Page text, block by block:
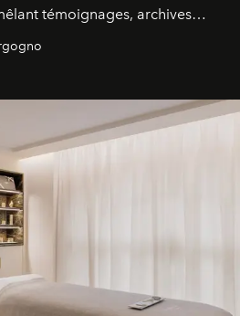
témoignages, archives